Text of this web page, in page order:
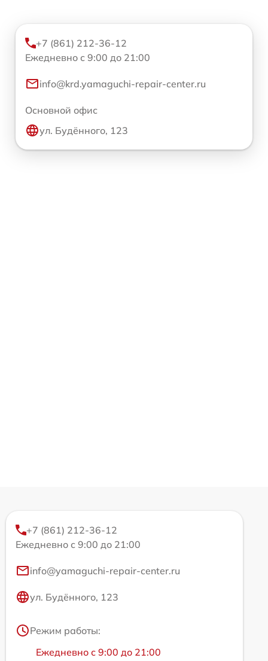
+7 (861) 212-36-12
Ежедневно с 9:00 до 21:00
info@krd.yamaguchi-repair-center.ru
Основной офис
ул. Будённого, 123
+7 (861) 212-36-12
Ежедневно с 9:00 до 21:00
info@yamaguchi-repair-center.ru
ул. Будённого, 123
Режим работы:
Ежедневно с 9:00 до 21:00